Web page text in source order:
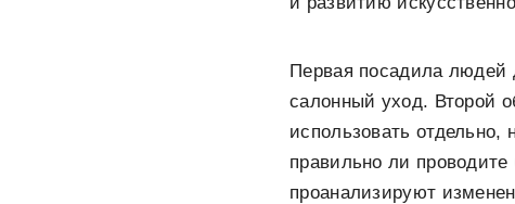
Первая посадила людей
салонный уход. Второй
использовать
правильно ли
проанализируют